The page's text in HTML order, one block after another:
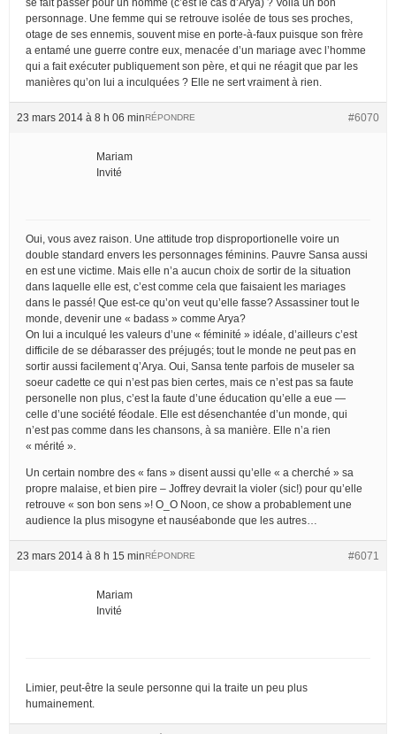
personnage. Une femme qui se retrouve isolée de tous ses proches,
otage de ses ennemis, souvent mise en porte-à-faux puisque son frère
a entamé une guerre contre eux, menacée d’un mariage avec l’homme
qui a fait exécuter publiquement son père, et qui ne réagit que par les
manières qu’on lui a inculquées ? Elle ne sert vraiment à rien.
23 mars 2014 à 8 h 06 min #6070
RÉPONDRE
Mariam
Invité
Oui, vous avez raison. Une attitude trop disproportionelle voire un
double standard envers les personnages féminins. Pauvre Sansa aussi
en est une victime. Mais elle n’a aucun choix de sortir de la situation
dans laquelle elle est, c’est comme cela que faisaient les mariages
dans le passé! Que est-ce qu’on veut qu’elle fasse? Assassiner tout le
monde, devenir une « badass » comme Arya?
On lui a inculqué les valeurs d’une « féminité » idéale, d’ailleurs c’est
difficile de se débarasser des préjugés; tout le monde ne peut pas en
sortir aussi facilement q’Arya. Oui, Sansa tente parfois de museler sa
soeur cadette ce qui n’est pas bien certes, mais ce n’est pas sa faute
personelle non plus, c’est la faute d’une éducation qu’elle a eue —
celle d’une société féodale. Elle est désenchantée d’un monde, qui
n’est pas comme dans les chansons, à sa manière. Elle n’a rien
« mérité ».
Un certain nombre des « fans » disent aussi qu’elle « a cherché » sa
propre malaise, et bien pire – Joffrey devrait la violer (sic!) pour qu’elle
retrouve « son bon sens »! O_O Noon, ce show a probablement une
audience la plus misogyne et nauséabonde que les autres…
23 mars 2014 à 8 h 15 min #6071
RÉPONDRE
Mariam
Invité
Limier, peut-être la seule personne qui la traite un peu plus
humainement.